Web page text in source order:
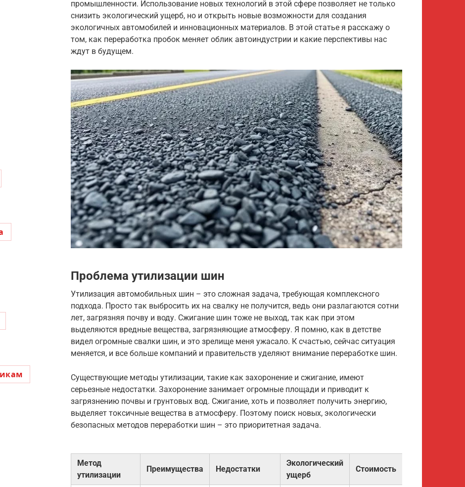
промышленности. Использование новых технологий в этой сфере позволяет не только
снизить экологический ущерб, но и открыть новые возможности для создания
экологичных автомобилей и инновационных материалов. В этой статье я расскажу о
том, как переработка пробок меняет облик автоиндустрии и какие перспективы нас
ждут в будущем.
Проблема утилизации шин
Утилизация автомобильных шин – это сложная задача, требующая комплексного
подхода. Просто так выбросить их на свалку не получится, ведь они разлагаются сотни
лет, загрязняя почву и воду. Сжигание шин тоже не выход, так как при этом
выделяются вредные вещества, загрязняющие атмосферу. Я помню, как в детстве
видел огромные свалки шин, и это зрелище меня ужасало. К счастью, сейчас ситуация
меняется, и все больше компаний и правительств уделяют внимание переработке шин.
Существующие методы утилизации, такие как захоронение и сжигание, имеют
серьезные недостатки. Захоронение занимает огромные площади и приводит к
загрязнению почвы и грунтовых вод. Сжигание, хоть и позволяет получить энергию,
выделяет токсичные вещества в атмосферу. Поэтому поиск новых, экологически
безопасных методов переработки шин – это приоритетная задача.
Метод
утилизации
Преимущества Недостатки
Экологический
ущерб
Стоимость